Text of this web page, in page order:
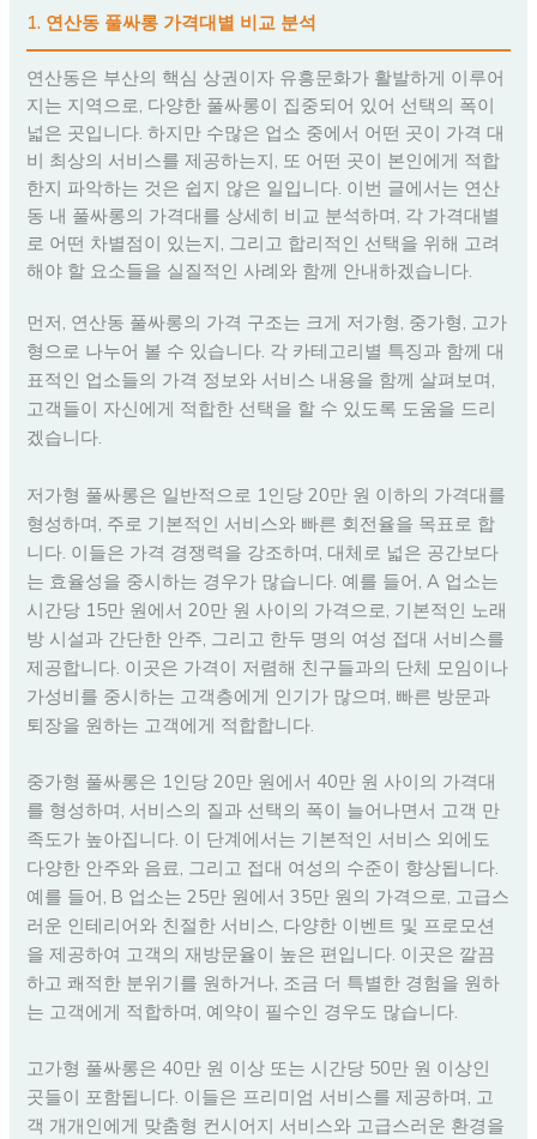
1. 연산동 풀싸롱 가격대별 비교 분석
연산동은 부산의 핵심 상권이자 유흥문화가 활발하게 이루어
지는 지역으로, 다양한 풀싸롱이 집중되어 있어 선택의 폭이
넓은 곳입니다. 하지만 수많은 업소 중에서 어떤 곳이 가격 대
비 최상의 서비스를 제공하는지, 또 어떤 곳이 본인에게 적합
한지 파악하는 것은 쉽지 않은 일입니다. 이번 글에서는 연산
동 내 풀싸롱의 가격대를 상세히 비교 분석하며, 각 가격대별
로 어떤 차별점이 있는지, 그리고 합리적인 선택을 위해 고려
해야 할 요소들을 실질적인 사례와 함께 안내하겠습니다.
먼저, 연산동 풀싸롱의 가격 구조는 크게 저가형, 중가형, 고가
형으로 나누어 볼 수 있습니다. 각 카테고리별 특징과 함께 대
표적인 업소들의 가격 정보와 서비스 내용을 함께 살펴보며,
고객들이 자신에게 적합한 선택을 할 수 있도록 도움을 드리
겠습니다.
저가형 풀싸롱은 일반적으로 1인당 20만 원 이하의 가격대를
형성하며, 주로 기본적인 서비스와 빠른 회전율을 목표로 합
니다. 이들은 가격 경쟁력을 강조하며, 대체로 넓은 공간보다
는 효율성을 중시하는 경우가 많습니다. 예를 들어, A 업소는
시간당 15만 원에서 20만 원 사이의 가격으로, 기본적인 노래
방 시설과 간단한 안주, 그리고 한두 명의 여성 접대 서비스를
제공합니다. 이곳은 가격이 저렴해 친구들과의 단체 모임이나
가성비를 중시하는 고객층에게 인기가 많으며, 빠른 방문과
퇴장을 원하는 고객에게 적합합니다.
중가형 풀싸롱은 1인당 20만 원에서 40만 원 사이의 가격대
를 형성하며, 서비스의 질과 선택의 폭이 늘어나면서 고객 만
족도가 높아집니다. 이 단계에서는 기본적인 서비스 외에도
다양한 안주와 음료, 그리고 접대 여성의 수준이 향상됩니다.
예를 들어, B 업소는 25만 원에서 35만 원의 가격으로, 고급스
러운 인테리어와 친절한 서비스, 다양한 이벤트 및 프로모션
을 제공하여 고객의 재방문율이 높은 편입니다. 이곳은 깔끔
하고 쾌적한 분위기를 원하거나, 조금 더 특별한 경험을 원하
는 고객에게 적합하며, 예약이 필수인 경우도 많습니다.
고가형 풀싸롱은 40만 원 이상 또는 시간당 50만 원 이상인
곳들이 포함됩니다. 이들은 프리미엄 서비스를 제공하며, 고
객 개개인에게 맞춤형 컨시어지 서비스와 고급스러운 환경을